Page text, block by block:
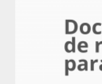
eventos como
condiciones
conectarse con
productos,